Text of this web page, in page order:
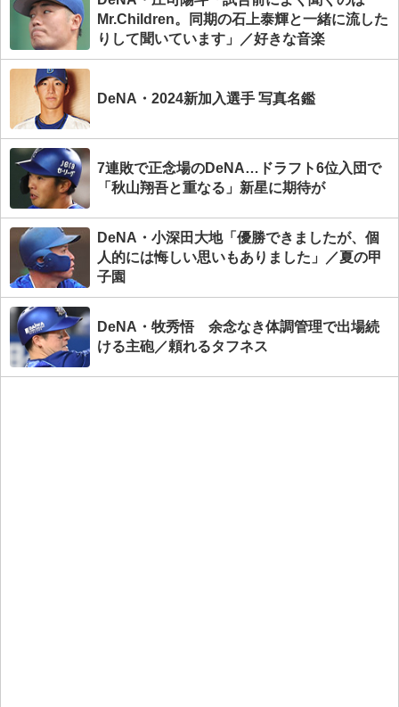
Mr.Children。同期の石上泰輝と一緒に流した
りして聞いています」／好きな音楽
DeNA・2024新加入選手 写真名鑑
7連敗で正念場のDeNA…ドラフト6位入団で
「秋山翔吾と重なる」新星に期待が
DeNA・小深田大地「優勝できましたが、個
人的には悔しい思いもありました」／夏の甲
子園
DeNA・牧秀悟 余念なき体調管理で出場続
ける主砲／頼れるタフネス